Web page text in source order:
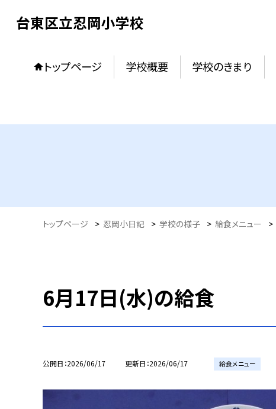
台東区立忍岡小学校
トップページ 学校概要 学校のきまり
トップページ > 忍岡小日記 > 学校の様子 > 給食メニュー >
6月17日(水)の給食
公開日 2026/06/17 更新日 2026/06/17 給食メニュー